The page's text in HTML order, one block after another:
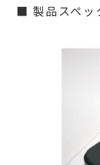
■ 製品スペッ